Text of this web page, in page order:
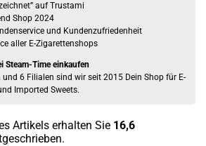
auf Trustami
Shop 2024
und Kundenzufriedenheit
aller E-Zigarettenshops
Steam-Time einkaufen
6 Filialen sind wir seit 2015 Dein Shop für E-
Imported Sweets.
Artikels erhalten Sie 16,6